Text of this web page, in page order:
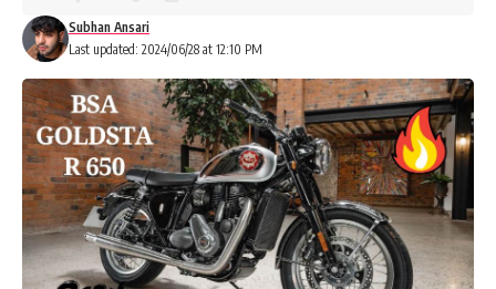
Last updated: 2024/06/28 at 12:10 PM
Subhan Ansari